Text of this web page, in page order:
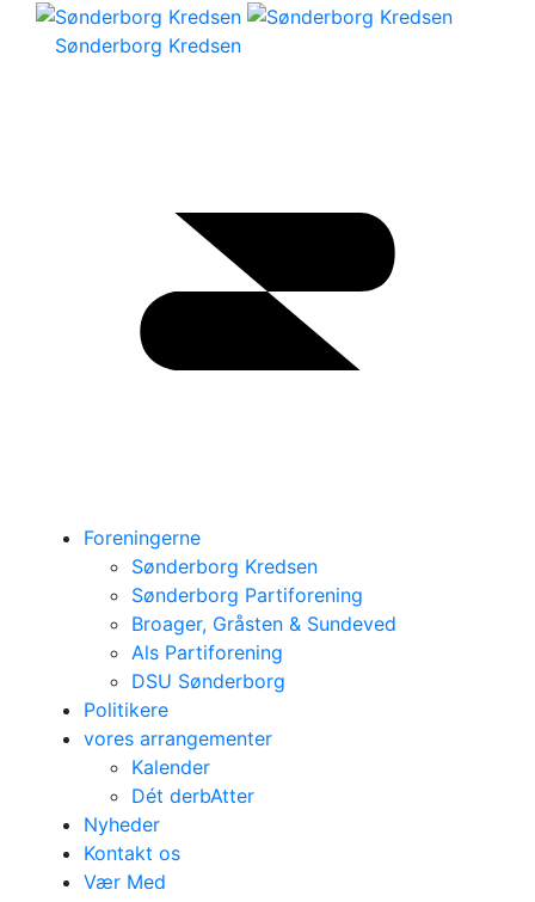
Sønderborg Kredsen
Foreningerne
Sønderborg Kredsen
Sønderborg Partiforening
Broager, Gråsten & Sundeved
Als Partiforening
DSU Sønderborg
Politikere
vores arrangementer
Kalender
Dét derbAtter
Nyheder
Kontakt os
Vær Med